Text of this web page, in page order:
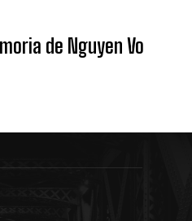
de Nguyen Vo